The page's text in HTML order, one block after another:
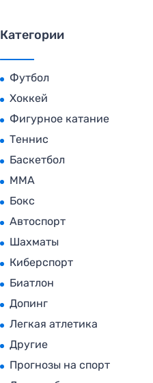
Категории
Футбол
Хоккей
Фигурное катание
Теннис
Баскетбол
MMA
Бокс
Автоспорт
Шахматы
Киберспорт
Биатлон
Допинг
Легкая атлетика
Другие
Прогнозы на спорт